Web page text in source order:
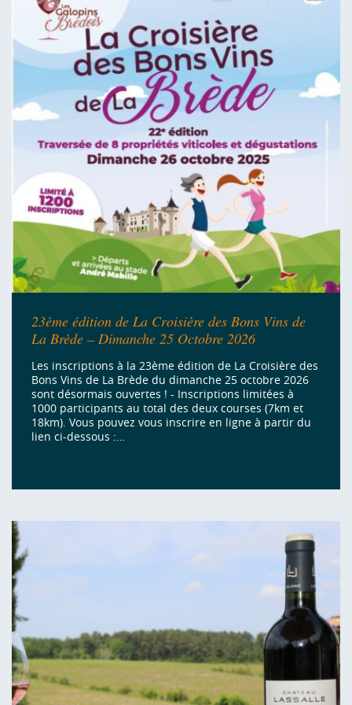
23ème édition de La Croisière des Bons Vins de
La Brède – Dimanche 25 Octobre 2026
Les inscriptions à la 23ème édition de La Croisière des
Bons Vins de La Brède du dimanche 25 octobre 2026
sont désormais ouvertes ! - Inscriptions limitées à
1000 participants au total des deux courses (7km et
18km). Vous pouvez vous inscrire en ligne à partir du
lien ci-dessous :…